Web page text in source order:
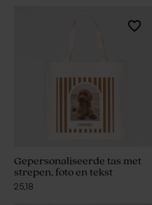
Gepersonaliseerde tas met
strepen, foto en tekst
25,18